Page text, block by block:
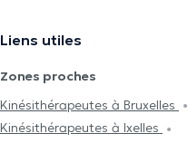
Liens utiles
Zones proches
Kinésithérapeutes à Bruxelles
Kinésithérapeutes à Ixelles